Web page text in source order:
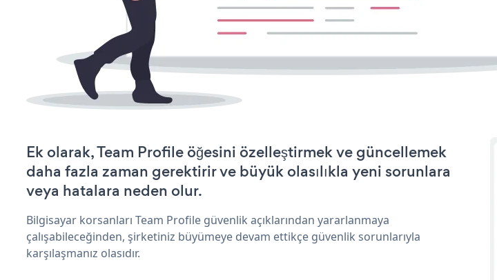
Ek olarak, Team Profile öğesini özelleştirmek ve güncellemek
daha fazla zaman gerektirir ve büyük olasılıkla yeni sorunlara
veya hatalara neden olur.
Bilgisayar korsanları Team Profile güvenlik açıklarından yararlanmaya
çalışabileceğinden, şirketiniz büyümeye devam ettikçe güvenlik sorunlarıyla
karşılaşmanız olasıdır.